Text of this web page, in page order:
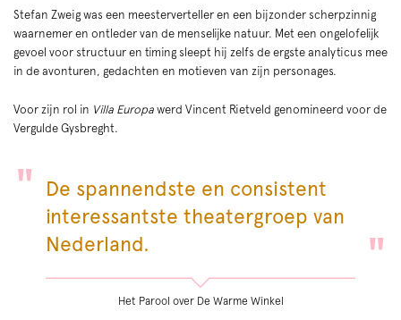
Stefan Zweig was een meesterverteller en een bijzonder scherpzinnig
waarnemer en ontleder van de menselijke natuur. Met een ongelofelijk
gevoel voor structuur en timing sleept hij zelfs de ergste analyticus mee
in de avonturen, gedachten en motieven van zijn personages.
Voor zijn rol in Villa Europa werd Vincent Rietveld genomineerd voor de
Vergulde Gysbreght.
De spannendste en consistent
interessantste theatergroep van
Nederland.
Het Parool over De Warme Winkel